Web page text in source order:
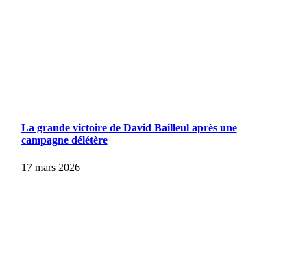
La grande victoire de David Bailleul après une
campagne délétère
17 mars 2026